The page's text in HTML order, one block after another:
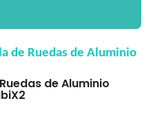
de Ruedas de Aluminio